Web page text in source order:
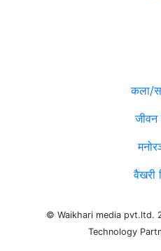
कला/
जीवन
वैखरी
© Waikhari media pvt.ltd.
Technology